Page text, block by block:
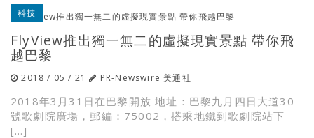
科技
FlyView推出獨一無二的虛擬現實景點 帶你飛
越巴黎
2018 / 05 / 21 PR-Newswire 美通社
2018年3月31日在巴黎開放 地址：巴黎九月四日大道30
號歌劇院廣場，郵編：75002，搭乘地鐵到歌劇院站下
[…]